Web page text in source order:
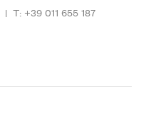
| T: +39 011 655 187